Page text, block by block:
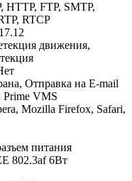
HTTP, FTP, SMTP,
RTCP
движения,
Отправка на E-mail
Prime VMS
Mozilla Firefox, Safari,
питания
802.3af 6Вт